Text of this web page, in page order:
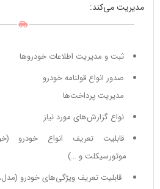
مدیریت می‌کند:
ثبت و مدیریت اطلاعات خودروها
صدور انواع قولنامه خودرو
مدیریت پرداخت‌ها
نواع گزارش‌های مورد نیاز
قابلیت تعریف انواع خودرو
موتورسیکلت و …)
قابلیت تعریف ویژگی‌های خودرو